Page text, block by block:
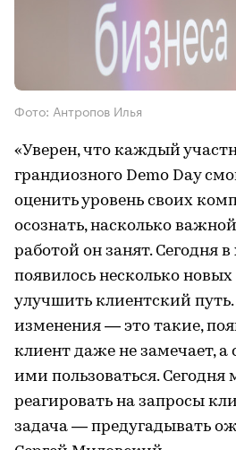
Фото: Антропов Илья
«Уверен, что каждый
грандиозного Demo Day
оценить уровень своих
осознать, насколько
работой он занят. Сегодня
появилось несколько
улучшить клиентский
изменения — это такие,
клиент даже не замечает, а
ими пользоваться. Сегодня
реагировать на запросы
задача — предугадывать